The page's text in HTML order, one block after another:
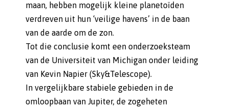
maan, hebben mogelijk kleine planetoïden
verdreven uit hun ‘veilige havens’ in de baan
van de aarde om de zon.
Tot die conclusie komt een onderzoeksteam
van de Universiteit van Michigan onder leiding
van Kevin Napier (Sky&Telescope).
In vergelijkbare stabiele gebieden in de
omloopbaan van Jupiter, de zogeheten